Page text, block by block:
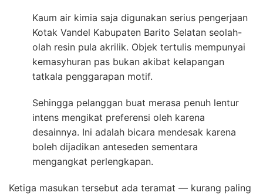
Kaum air kimia saja digunakan serius pengerjaan
Kotak Vandel Kabupaten Barito Selatan seolah-
olah resin pula akrilik. Objek tertulis mempunyai
kemasyhuran pas bukan akibat kelapangan
tatkala penggarapan motif.
Sehingga pelanggan buat merasa penuh lentur
intens mengikat preferensi oleh karena
desainnya. Ini adalah bicara mendesak karena
boleh dijadikan anteseden sementara
mengangkat perlengkapan.
Ketiga masukan tersebut ada teramat — kurang paling